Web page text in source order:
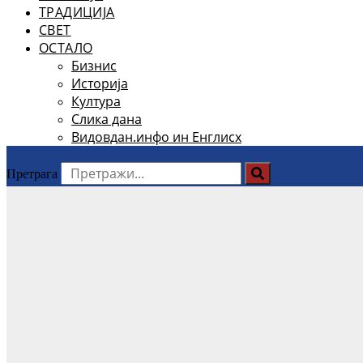
ТРАДИЦИЈА
СВЕТ
ОСТАЛО
Бизнис
Историја
Култура
Слика дана
Видовдан.инфо ин Енглисх
Претрага